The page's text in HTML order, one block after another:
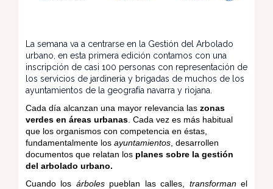
La semana va a centrarse en la Gestión del Arbolado
urbano, en esta primera edición contamos con una
inscripción de casi 100 personas con representación de
los servicios de jardinería y brigadas de muchos de los
ayuntamientos de la geografía navarra y riojana.
Cada día alcanzan una mayor relevancia las zonas
verdes en áreas urbanas . Cada vez es más habitual
que los organismos con competencia en éstas,
fundamentalmente los ayuntamientos , desarrollen
documentos que relatan los planes sobre la gestión
del arbolado urbano.
Cuando los árbolespueblan las calles, transformanel